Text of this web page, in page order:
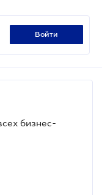
войти
бизнес-